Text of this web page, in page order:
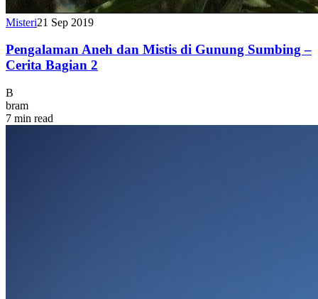
Misteri21 Sep 2019
Pengalaman Aneh dan Mistis di Gunung Sumbing –
Cerita Bagian 2
B
bram
7 min read